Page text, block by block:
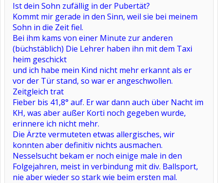
Ist dein Sohn zufällig in der Pubertät?
Kommt mir gerade in den Sinn, weil sie bei meinem
Sohn in die Zeit fiel.
Bei ihm kams von einer Minute zur anderen
(büchstäblich) Die Lehrer haben ihn mit dem Taxi
heim geschickt
und ich habe mein Kind nicht mehr erkannt als er
vor der Tür stand, so war er angeschwollen.
Zeitgleich trat
Fieber bis 41,8° auf. Er war dann auch über Nacht im
KH, was aber außer Korti noch gegeben wurde,
erinnere ich nicht mehr.
Die Ärzte vermuteten etwas allergisches, wir
konnten aber definitiv nichts ausmachen.
Nesselsucht bekam er noch einige male in den
Folgejahren, meist in verbindung mit div. Ballsport,
nie aber wieder so stark wie beim ersten mal.